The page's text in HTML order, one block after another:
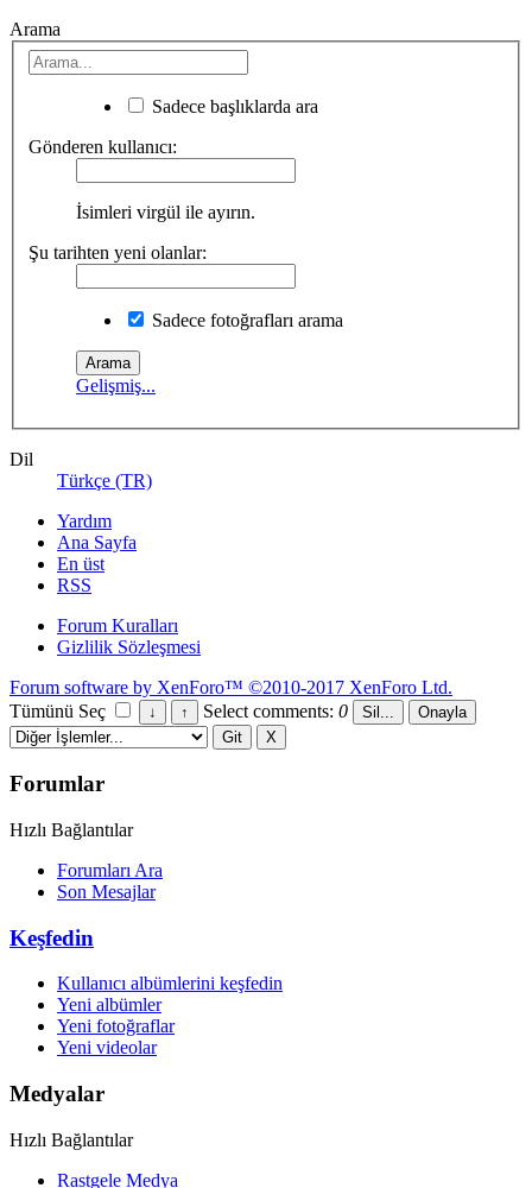
Arama
Sadece başlıklarda ara
Gönderen kullanıcı:
İsimleri virgül ile ayırın.
Şu tarihten yeni olanlar:
Sadece fotoğrafları arama
Gelişmiş...
Dil
Türkçe (TR)
Yardım
Ana Sayfa
En üst
RSS
Forum Kuralları
Gizlilik Sözleşmesi
Forum software by XenForo™ ©2010-2017 XenForo Ltd.
Tümünü Seç
Select comments: 0
Forumlar
Hızlı Bağlantılar
Forumları Ara
Son Mesajlar
Keşfedin
Kullanıcı albümlerini keşfedin
Yeni albümler
Yeni fotoğraflar
Yeni videolar
Medyalar
Hızlı Bağlantılar
Rastgele Medya